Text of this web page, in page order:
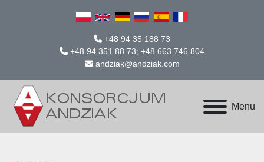
+48 94 35 188 73
+48 94 351 88 73; +48 663 746 804
andziak@andziak.com
Menu